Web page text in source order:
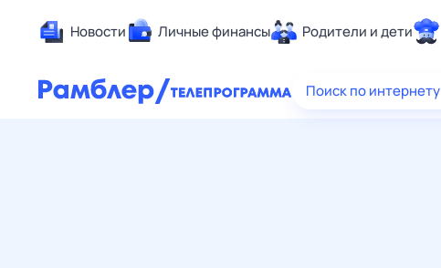
Новости Личные финансы Родители и дети
Здоровье
Поиск по интернету